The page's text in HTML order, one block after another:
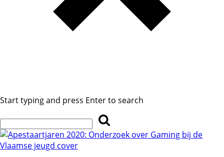
Start typing and press Enter to search